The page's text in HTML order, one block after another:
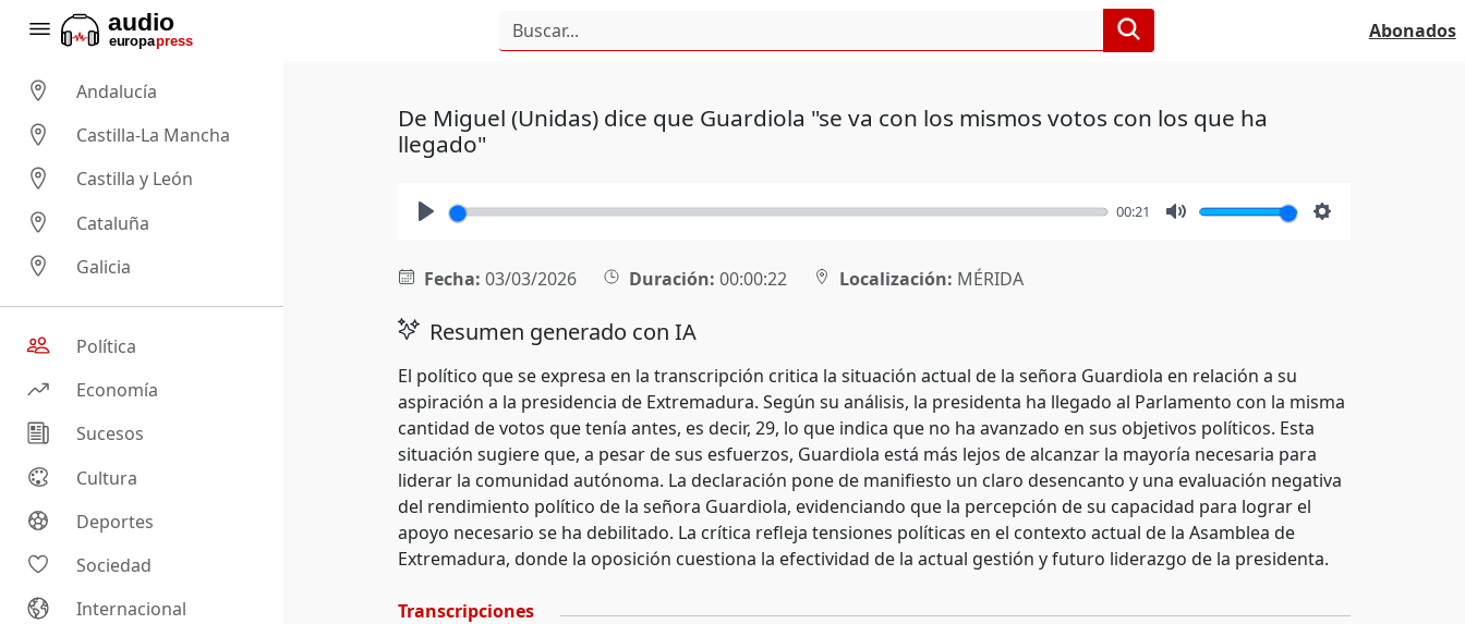
Abonados
Andalucía
Castilla-La Mancha
Castilla y León
Cataluña
Galicia
Política
Economía
Sucesos
Cultura
Deportes
Sociedad
Internacional
De Miguel (Unidas) dice que Guardiola "se va con los mismos votos con los que ha
llegado"
00:21
Fecha: 03/03/2026 Duración: 00:00:22 Localización: MÉRIDA
Resumen generado con IA
El político que se expresa en la transcripción critica la situación actual de la señora Guardiola en relación a su
aspiración a la presidencia de Extremadura. Según su análisis, la presidenta ha llegado al Parlamento con la misma
cantidad de votos que tenía antes, es decir, 29, lo que indica que no ha avanzado en sus objetivos políticos. Esta
situación sugiere que, a pesar de sus esfuerzos, Guardiola está más lejos de alcanzar la mayoría necesaria para
liderar la comunidad autónoma. La declaración pone de manifiesto un claro desencanto y una evaluación negativa
del rendimiento político de la señora Guardiola, evidenciando que la percepción de su capacidad para lograr el
apoyo necesario se ha debilitado. La crítica refleja tensiones políticas en el contexto actual de la Asamblea de
Extremadura, donde la oposición cuestiona la efectividad de la actual gestión y futuro liderazgo de la presidenta.
Transcripciones